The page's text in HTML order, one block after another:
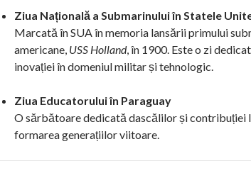
Ziua Națională a Submarinului în Statele
Marcată în SUA în memoria lansării primului
americane, USS Holland, în 1900. Este o zi
inovației în domeniul militar și tehnologic.
Ziua Educatorului în Paraguay
O sărbătoare dedicată dascălilor și contribuției
formarea generațiilor viitoare.